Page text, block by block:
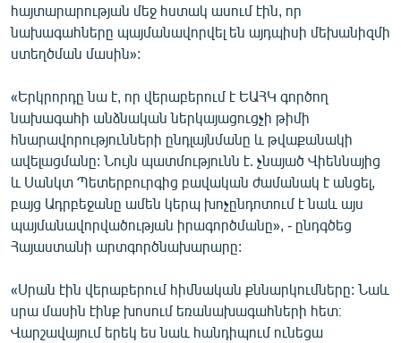
հայտարարության մեջ հստակ ասում էին, որ
նախագահները պայմանավորվել են այդպիսի մեխանիզմի
ստեղծման մասին»:
«Երկրորդը նա է, որ վերաբերում է ԵԱՀԿ գործող
նախագահի անձնական ներկայացուցչի թիմի
հնարավորությունների ընդլայնմանը և թվաքանակի
ավելացմանը: Նույն պատմությունն է. չնայած Վիեննայից
և Սանկտ Պետերբուրգից բավական ժամանակ է անցել,
բայց Ադրբեջանը ամեն կերպ խոչընդոտում է նաև այս
պայմանավորվածության իրագործմանը», - ընդգծեց
Հայաստանի արտգործնախարարը:
«Սրան էին վերաբերում հիմնական քննարկումները: Նաև
սրա մասին էինք խոսում եռանախագահների հետ։
Վարշավայում երեկ ես նաև հանդիպում ունեցա